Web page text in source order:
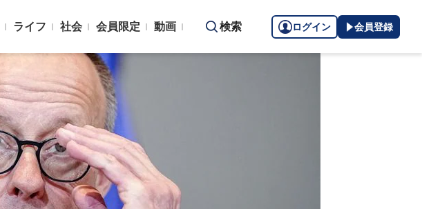
ライフ 社会 会員限定 動画 検索 ログイン 会員登録